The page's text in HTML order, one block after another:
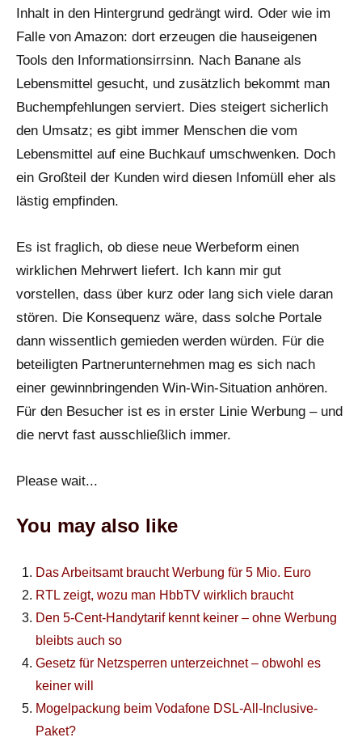
Inhalt in den Hintergrund gedrängt wird. Oder wie im
Falle von Amazon: dort erzeugen die hauseigenen
Tools den Informationsirrsinn. Nach Banane als
Lebensmittel gesucht, und zusätzlich bekommt man
Buchempfehlungen serviert. Dies steigert sicherlich
den Umsatz; es gibt immer Menschen die vom
Lebensmittel auf eine Buchkauf umschwenken. Doch
ein Großteil der Kunden wird diesen Infomüll eher als
lästig empfinden.
Es ist fraglich, ob diese neue Werbeform einen
wirklichen Mehrwert liefert. Ich kann mir gut
vorstellen, dass über kurz oder lang sich viele daran
stören. Die Konsequenz wäre, dass solche Portale
dann wissentlich gemieden werden würden. Für die
beteiligten Partnerunternehmen mag es sich nach
einer gewinnbringenden Win-Win-Situation anhören.
Für den Besucher ist es in erster Linie Werbung – und
die nervt fast ausschließlich immer.
Please wait...
You may also like
Das Arbeitsamt braucht Werbung für 5 Mio. Euro
RTL zeigt, wozu man HbbTV wirklich braucht
Den 5-Cent-Handytarif kennt keiner – ohne Werbung
bleibts auch so
Gesetz für Netzsperren unterzeichnet – obwohl es
keiner will
Mogelpackung beim Vodafone DSL-All-Inclusive-
Paket?